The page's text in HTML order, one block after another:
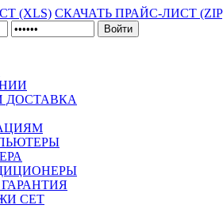
(XLS) СКАЧАТЬ ПРАЙС-ЛИСТ
Войти
ДОСТАВКА
CET